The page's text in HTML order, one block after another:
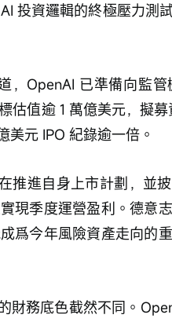
投資邏輯的終極壓力測
，OpenAI 已準備向監管
估值逾 1 萬億美元，擬
元 IPO 紀錄逾一倍。
推進自身上市計劃，並
現季度運營盈利。德意志
爲今年風險資產走向的
財務底色截然不同。